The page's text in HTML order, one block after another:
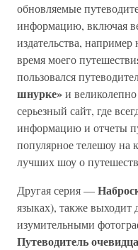
обновляемые
информацию, включая
издательства,
время моего
пользовался
шнурке»и
серьезный сайт, где
информацию и отчеты
популярное телешоу на
лучших шоу о
Другая серия —
языках), также выходит
изумительными
Путеводитель очевидца